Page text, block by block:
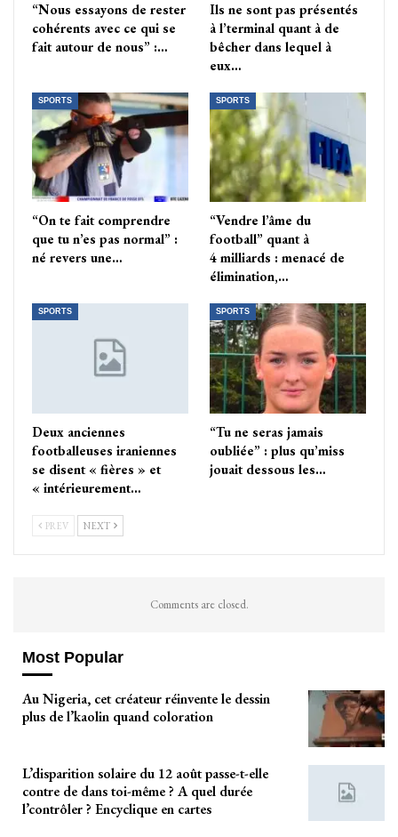
“Nous essayons de rester
cohérents avec ce qui se
fait autour de nous” :…
Ils ne sont pas présentés
à l’terminal quant à de
bêcher dans lequel à
eux…
SPORTS
“On te fait comprendre
que tu n’es pas normal” :
né revers une…
SPORTS
“Vendre l’âme du
football” quant à
4 milliards : menacé de
élimination,…
SPORTS
Deux anciennes
footballeuses iraniennes
se disent « fières » et
« intérieurement…
SPORTS
“Tu ne seras jamais
oubliée” : plus qu’miss
jouait dessous les…
PREV NEXT
Comments are closed.
Most Popular
Au Nigeria, cet créateur réinvente le dessin
plus de l’kaolin quand coloration
L’disparition solaire du 12 août passe-t-elle
contre de dans toi-même ? A quel durée
l’contrôler ? Encyclique en cartes